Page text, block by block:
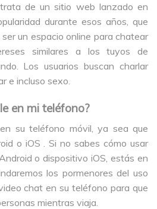
de un sitio web lanzado en
durante esos años, que
un espacio online para chatear
similares a los tuyos de
Los usuarios buscan charlar
e incluso sexo.
en mi teléfono?
su teléfono móvil, ya sea que
o iOS . Si no sabes cómo usar
o dispositivo iOS, estás en
los pormenores del uso
chat en su teléfono para que
mientras viaja.